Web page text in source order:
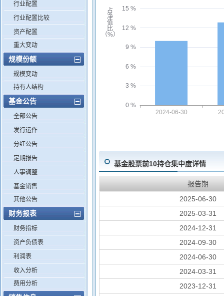
行业配置
行业配置比较
资产配置
重大变动
规模份额
规模变动
持有人结构
基金公告
全部公告
发行运作
分红公告
定期报告
人事调整
基金销售
其他公告
财务报表
财务指标
资产负债表
利润表
收入分析
费用分析
占
净
值
比
（%）
0 %
3 %
6 %
9 %
12 %
15 %
2024-06-30
基金股票前10持仓集中度详情
报告期
2025-06-30
2025-03-31
2024-12-31
2024-09-30
2024-06-30
2024-03-31
2023-12-31